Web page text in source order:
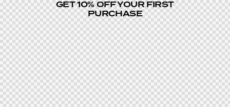
GET 10% OFF YOUR FIRST
PURCHASE